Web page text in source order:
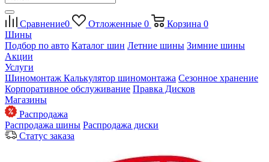
Сравнение0 Отложенные 0 Корзина 0
Шины
Подбор по авто Каталог шин Летние шины Зимние шины
Акции
Услуги
Шиномонтаж Калькулятор шиномонтажа Сезонное хранение
Корпоративное обслуживание Правка Дисков
Магазины
Распродажа
Распродажа шины Распродажа диски
Статус заказа